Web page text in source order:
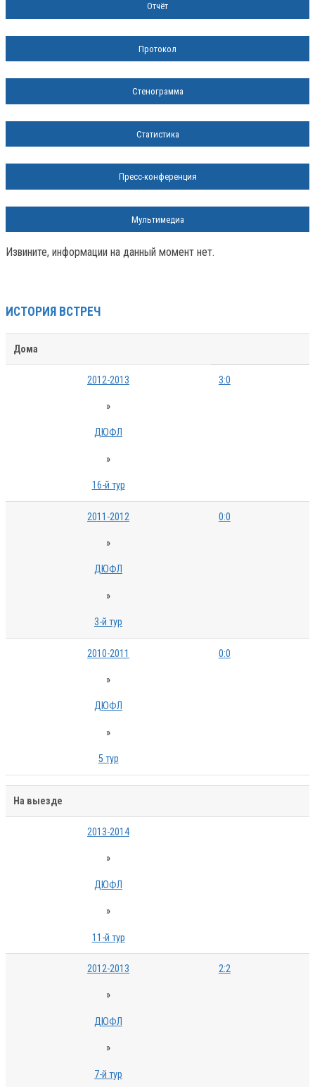
Отчёт
Протокол
Стенограмма
Статистика
Пресс-конференция
Мультимедиа
Извините, информации на данный момент нет.
ИСТОРИЯ ВСТРЕЧ
Дома
2012-2013
»
ДЮФЛ
»
16-й тур
3:0
2011-2012
»
ДЮФЛ
»
3-й тур
0:0
2010-2011
»
ДЮФЛ
»
5 тур
0:0
На выезде
2013-2014
»
ДЮФЛ
»
11-й тур
2012-2013
»
ДЮФЛ
»
7-й тур
2:2